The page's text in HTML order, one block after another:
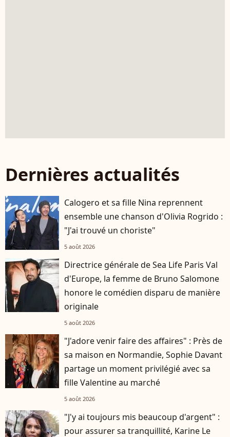
Dernières actualités
Calogero et sa fille Nina reprennent
ensemble une chanson d'Olivia Rogrido :
"J'ai trouvé un choriste"
5 août 2026
Directrice générale de Sea Life Paris Val
d'Europe, la femme de Bruno Salomone
honore le comédien disparu de manière
originale
5 août 2026
"J'adore venir faire des affaires" : Près de
sa maison en Normandie, Sophie Davant
partage un moment privilégié avec sa
fille Valentine au marché
5 août 2026
"J'y ai toujours mis beaucoup d'argent" :
pour assurer sa tranquillité, Karine Le